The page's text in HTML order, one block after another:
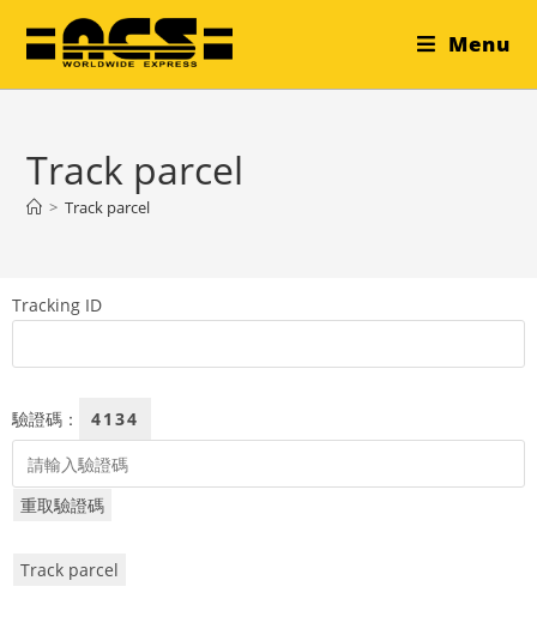
Menu
Track parcel
> Track parcel
Tracking ID
驗證碼： 4134
重取驗證碼
Track parcel